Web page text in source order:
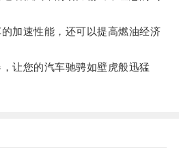
速性能，还可以提高燃油经济
您的汽车驰骋如壁虎般迅猛